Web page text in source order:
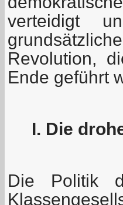
verteidigt
Revolution,
Ende geführt
I. Die
Die Politik